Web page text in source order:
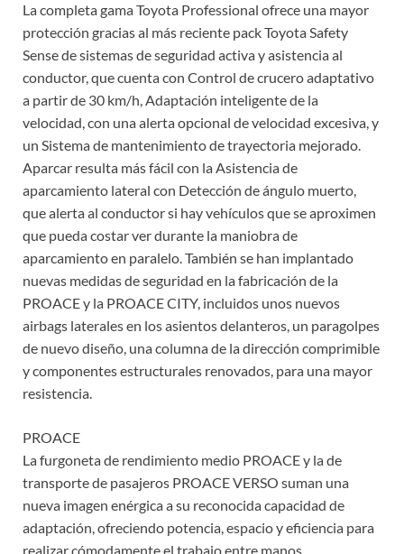
La completa gama Toyota Professional ofrece una mayor
protección gracias al más reciente pack Toyota Safety
Sense de sistemas de seguridad activa y asistencia al
conductor, que cuenta con Control de crucero adaptativo
a partir de 30 km/h, Adaptación inteligente de la
velocidad, con una alerta opcional de velocidad excesiva, y
un Sistema de mantenimiento de trayectoria mejorado.
Aparcar resulta más fácil con la Asistencia de
aparcamiento lateral con Detección de ángulo muerto,
que alerta al conductor si hay vehículos que se aproximen
que pueda costar ver durante la maniobra de
aparcamiento en paralelo. También se han implantado
nuevas medidas de seguridad en la fabricación de la
PROACE y la PROACE CITY, incluidos unos nuevos
airbags laterales en los asientos delanteros, un paragolpes
de nuevo diseño, una columna de la dirección comprimible
y componentes estructurales renovados, para una mayor
resistencia.
PROACE
La furgoneta de rendimiento medio PROACE y la de
transporte de pasajeros PROACE VERSO suman una
nueva imagen enérgica a su reconocida capacidad de
adaptación, ofreciendo potencia, espacio y eficiencia para
realizar cómodamente el trabajo entre manos.